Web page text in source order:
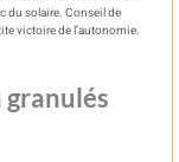
du solaire. Conseil de
victoire de l’autonomie.
granulés